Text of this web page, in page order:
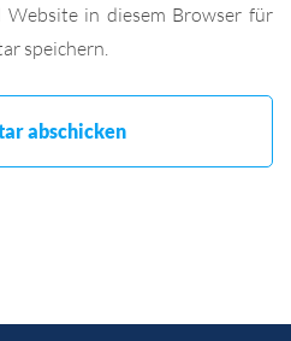
Website in diesem Browser für
speichern.